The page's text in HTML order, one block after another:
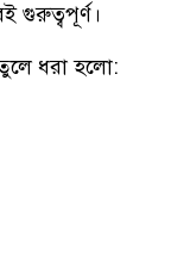
গুরুত্বপূর্ণ।
তুলে ধরা হলো: